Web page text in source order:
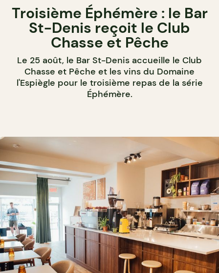
Troisième Éphémère : le Bar
St-Denis reçoit le Club
Chasse et Pêche
Le 25 août, le Bar St-Denis accueille le Club
Chasse et Pêche et les vins du Domaine
l'Espiègle pour le troisième repas de la série
Éphémère.